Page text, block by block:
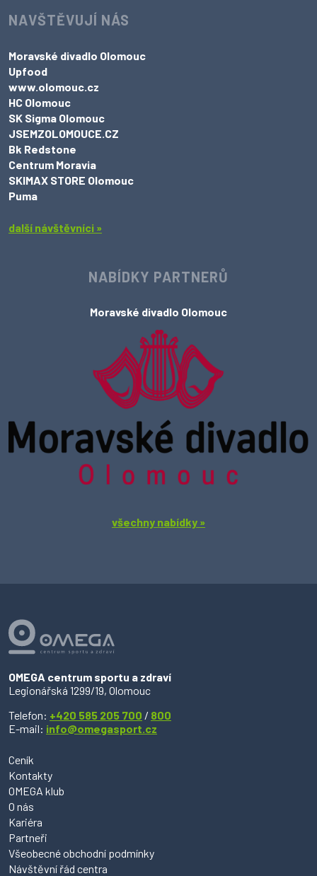
NAVŠTĚVUJÍ NÁS
Moravské divadlo Olomouc
Upfood
www.olomouc.cz
HC Olomouc
SK Sigma Olomouc
JSEMZOLOMOUCE.CZ
Bk Redstone
Centrum Moravia
SKIMAX STORE Olomouc
Puma
další návštěvníci »
NABÍDKY PARTNERŮ
Moravské divadlo Olomouc
všechny nabídky »
OMEGA centrum sportu a zdraví
Legionářská 1299/19, Olomouc
Telefon: +420 585 205 700 / 800
E-mail: info@omegasport.cz
Ceník
Kontakty
OMEGA klub
O nás
Kariéra
Partneři
Všeobecné obchodní podmínky
Návštěvní řád centra